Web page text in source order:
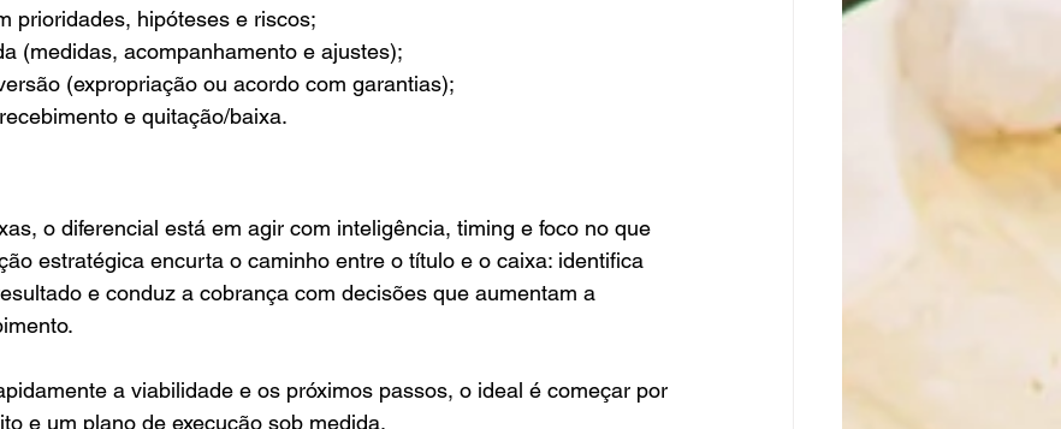
prioridades, hipóteses e riscos;
(medidas, acompanhamento e ajustes);
(expropriação ou acordo com garantias);
e quitação/baixa.
o diferencial está em agir com inteligência, timing e foco no que
estratégica encurta o caminho entre o título e o caixa: identifica
e conduz a cobrança com decisões que aumentam a
a viabilidade e os próximos passos, o ideal é começar por
e um plano de execução sob medida.